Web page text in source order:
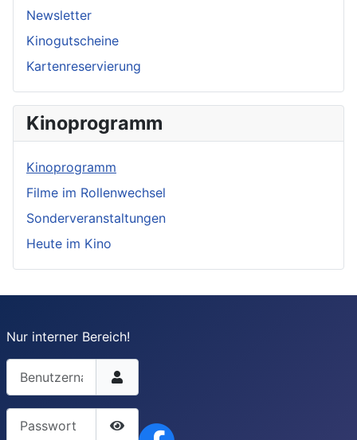
Newsletter
Kinogutscheine
Kartenreservierung
Kinoprogramm
Kinoprogramm
Filme im Rollenwechsel
Sonderveranstaltungen
Heute im Kino
Nur interner Bereich!
Passwort